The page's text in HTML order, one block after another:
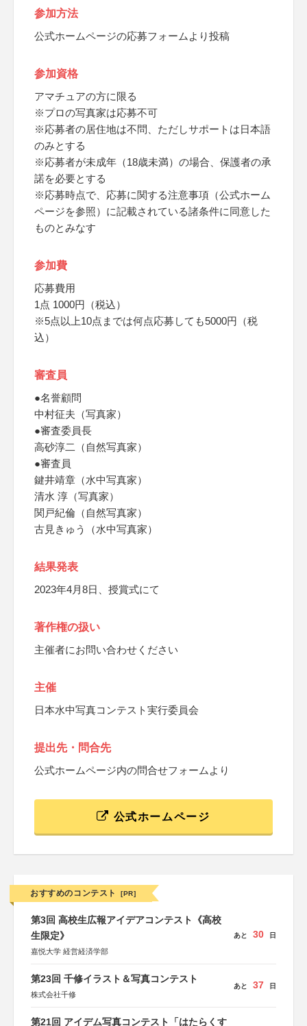
参加方法
公式ホームページの応募フォームより投稿
参加資格
アマチュアの方に限る
※プロの写真家は応募不可
※応募者の居住地は不問、ただしサポートは日本語
のみとする
※応募者が未成年（18歳未満）の場合、保護者の承
諾を必要とする
※応募時点で、応募に関する注意事項（公式ホーム
ページを参照）に記載されている諸条件に同意した
ものとみなす
参加費
応募費用
1点 1000円（税込）
※5点以上10点までは何点応募しても5000円（税
込）
審査員
●名誉顧問
中村征夫（写真家）
●審査委員長
高砂淳二（自然写真家）
●審査員
鍵井靖章（水中写真家）
清水 淳（写真家）
関戸紀倫（自然写真家）
古見きゅう（水中写真家）
結果発表
2023年4月8日、授賞式にて
著作権の扱い
主催者にお問い合わせください
主催
日本水中写真コンテスト実行委員会
提出先・問合先
公式ホームページ内の問合せフォームより
公式ホームページ
おすすめのコンテスト [PR]
第3回 高校生広報アイデアコンテスト《高校
生限定》
嘉悦大学 経営経済学部
あと 30 日
第23回 千修イラスト＆写真コンテスト
株式会社千修
あと 37 日
第21回 アイデム写真コンテスト「はたらくす